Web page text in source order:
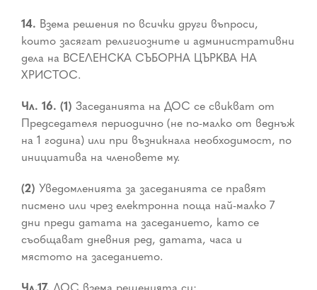
14. Взема решения по всички други въпроси,
които засягат религиозните и административни
дела на ВСЕЛЕНСКА СЪБОРНА ЦЪРКВА НА
ХРИСТОС.
Чл. 16. (1) Заседанията на ДОС се свикват от
Председателя периодично (не по-малко от веднъж
на 1 година) или при възникнала необходимост, по
инициатива на членовете му.
(2) Уведомленията за заседанията се правят
писмено или чрез електронна поща най-малко 7
дни преди датата на заседанието, като се
съобщават дневния ред, датата, часа и
мястото на заседанието.